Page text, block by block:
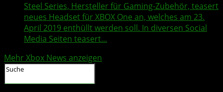
Steel Series, Hersteller für Gaming-Zubehör, teasert
neues Headset für XBOX One an, welches am 23.
April 2019 enthüllt werden soll. In diversen Social
Media Seiten teasert...
Mehr Xbox News anzeigen